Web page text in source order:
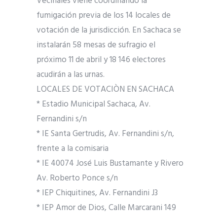
fumigación previa de los 14 locales de
votación de la jurisdicción. En Sachaca se
instalarán 58 mesas de sufragio el
próximo 11 de abril y 18 146 electores
acudirán a las urnas.
LOCALES DE VOTACIÒN EN SACHACA
* Estadio Municipal Sachaca, Av.
Fernandini s/n
* IE Santa Gertrudis, Av. Fernandini s/n,
frente a la comisaria
* IE 40074 José Luis Bustamante y Rivero
Av. Roberto Ponce s/n
* IEP Chiquitines, Av. Fernandini J3
* IEP Amor de Dios, Calle Marcarani 149